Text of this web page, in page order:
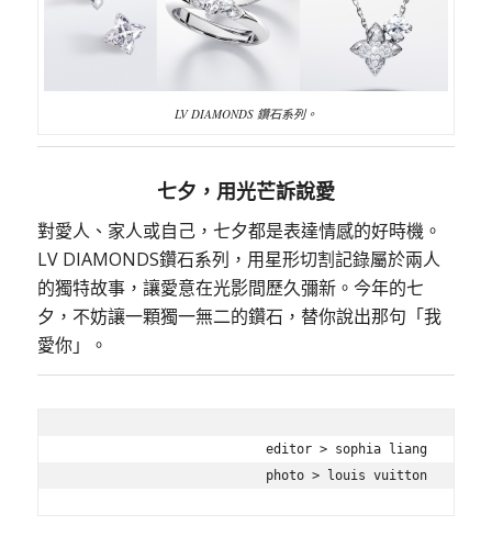
LV DIAMONDS 鑽石系列。
七夕，用光芒訴說愛
對愛人、家人或自己，七夕都是表達情感的好時機。
LV DIAMONDS鑽石系列，用星形切割記錄屬於兩人
的獨特故事，讓愛意在光影間歷久彌新。今年的七
夕，不妨讓一顆獨一無二的鑽石，替你說出那句「我
愛你」。
editor > sophia liang
photo > louis vuitton